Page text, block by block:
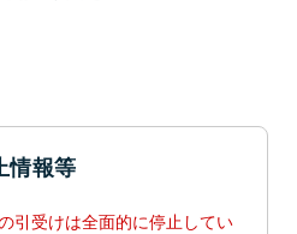
情報等
引受けは全面的に停止してい